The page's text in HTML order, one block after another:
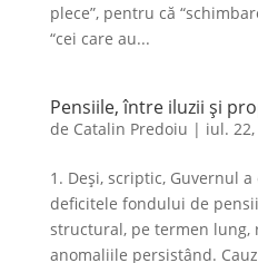
plece”, pentru că
“cei care au...
Pensiile, între iluzii şi
de Catalin Predoiu | iul.
1. Deşi, scriptic, Guvernul
deficitele fondului de
structural, pe termen lung,
anomaliile persistând.